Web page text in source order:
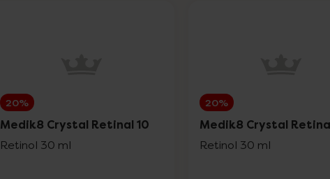
20%
Medik8 Crystal Retinal 10
Retinol 30 ml
20%
Medik8 Crystal
Retinol 30 ml